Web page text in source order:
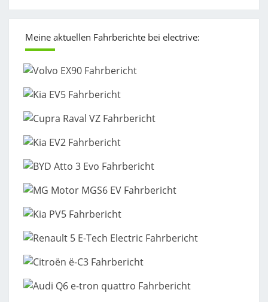
Meine aktuellen Fahrberichte bei electrive: